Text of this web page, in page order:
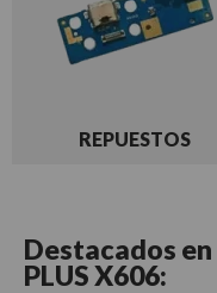
REPUESTOS
Destacados en
PLUS X606: